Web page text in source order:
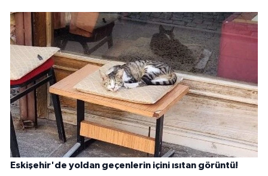
Eskişehir'de yoldan geçenlerin içini ısıtan görüntü!